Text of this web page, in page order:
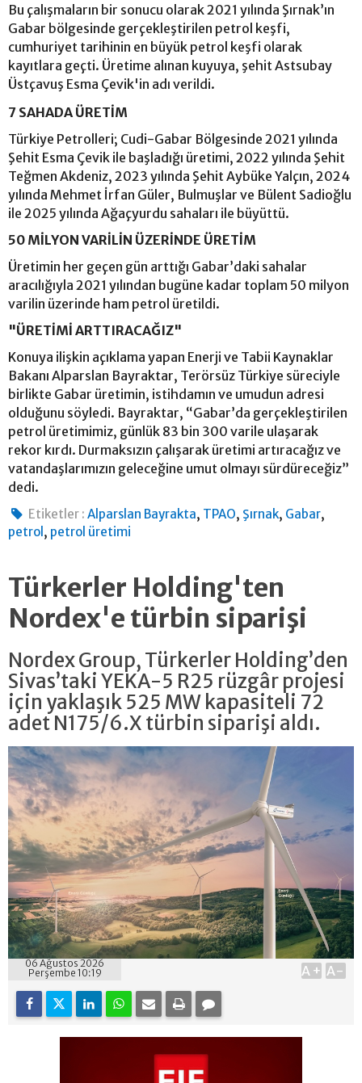
Bu çalışmaların bir sonucu olarak 2021 yılında Şırnak’ın
Gabar bölgesinde gerçekleştirilen petrol keşfi,
cumhuriyet tarihinin en büyük petrol keşfi olarak
kayıtlara geçti. Üretime alınan kuyuya, şehit Astsubay
Üstçavuş Esma Çevik'in adı verildi.
7 SAHADA ÜRETİM
Türkiye Petrolleri; Cudi-Gabar Bölgesinde 2021 yılında
Şehit Esma Çevik ile başladığı üretimi, 2022 yılında Şehit
Teğmen Akdeniz, 2023 yılında Şehit Aybüke Yalçın, 2024
yılında Mehmet İrfan Güler, Bulmuşlar ve Bülent Sadioğlu
ile 2025 yılında Ağaçyurdu sahaları ile büyüttü.
50 MİLYON VARİLİN ÜZERİNDE ÜRETİM
Üretimin her geçen gün arttığı Gabar’daki sahalar
aracılığıyla 2021 yılından bugüne kadar toplam 50 milyon
varilin üzerinde ham petrol üretildi.
"ÜRETİMİ ARTTIRACAĞIZ"
Konuya ilişkin açıklama yapan Enerji ve Tabii Kaynaklar
Bakanı Alparslan Bayraktar, Terörsüz Türkiye süreciyle
birlikte Gabar üretimin, istihdamın ve umudun adresi
olduğunu söyledi. Bayraktar, “Gabar’da gerçekleştirilen
petrol üretimimiz, günlük 83 bin 300 varile ulaşarak
rekor kırdı. Durmaksızın çalışarak üretimi artıracağız ve
vatandaşlarımızın geleceğine umut olmayı sürdüreceğiz”
dedi.
Etiketler : Alparslan Bayrakta, TPAO, Şırnak, Gabar,
petrol , petrol üretimi
Türkerler Holding'ten
Nordex'e türbin siparişi
Nordex Group, Türkerler Holding’den
Sivas’taki YEKA-5 R25 rüzgâr projesi
için yaklaşık 525 MW kapasiteli 72
adet N175/6.X türbin siparişi aldı.
06 Ağustos 2026
Perşembe 10:19
A+ A-